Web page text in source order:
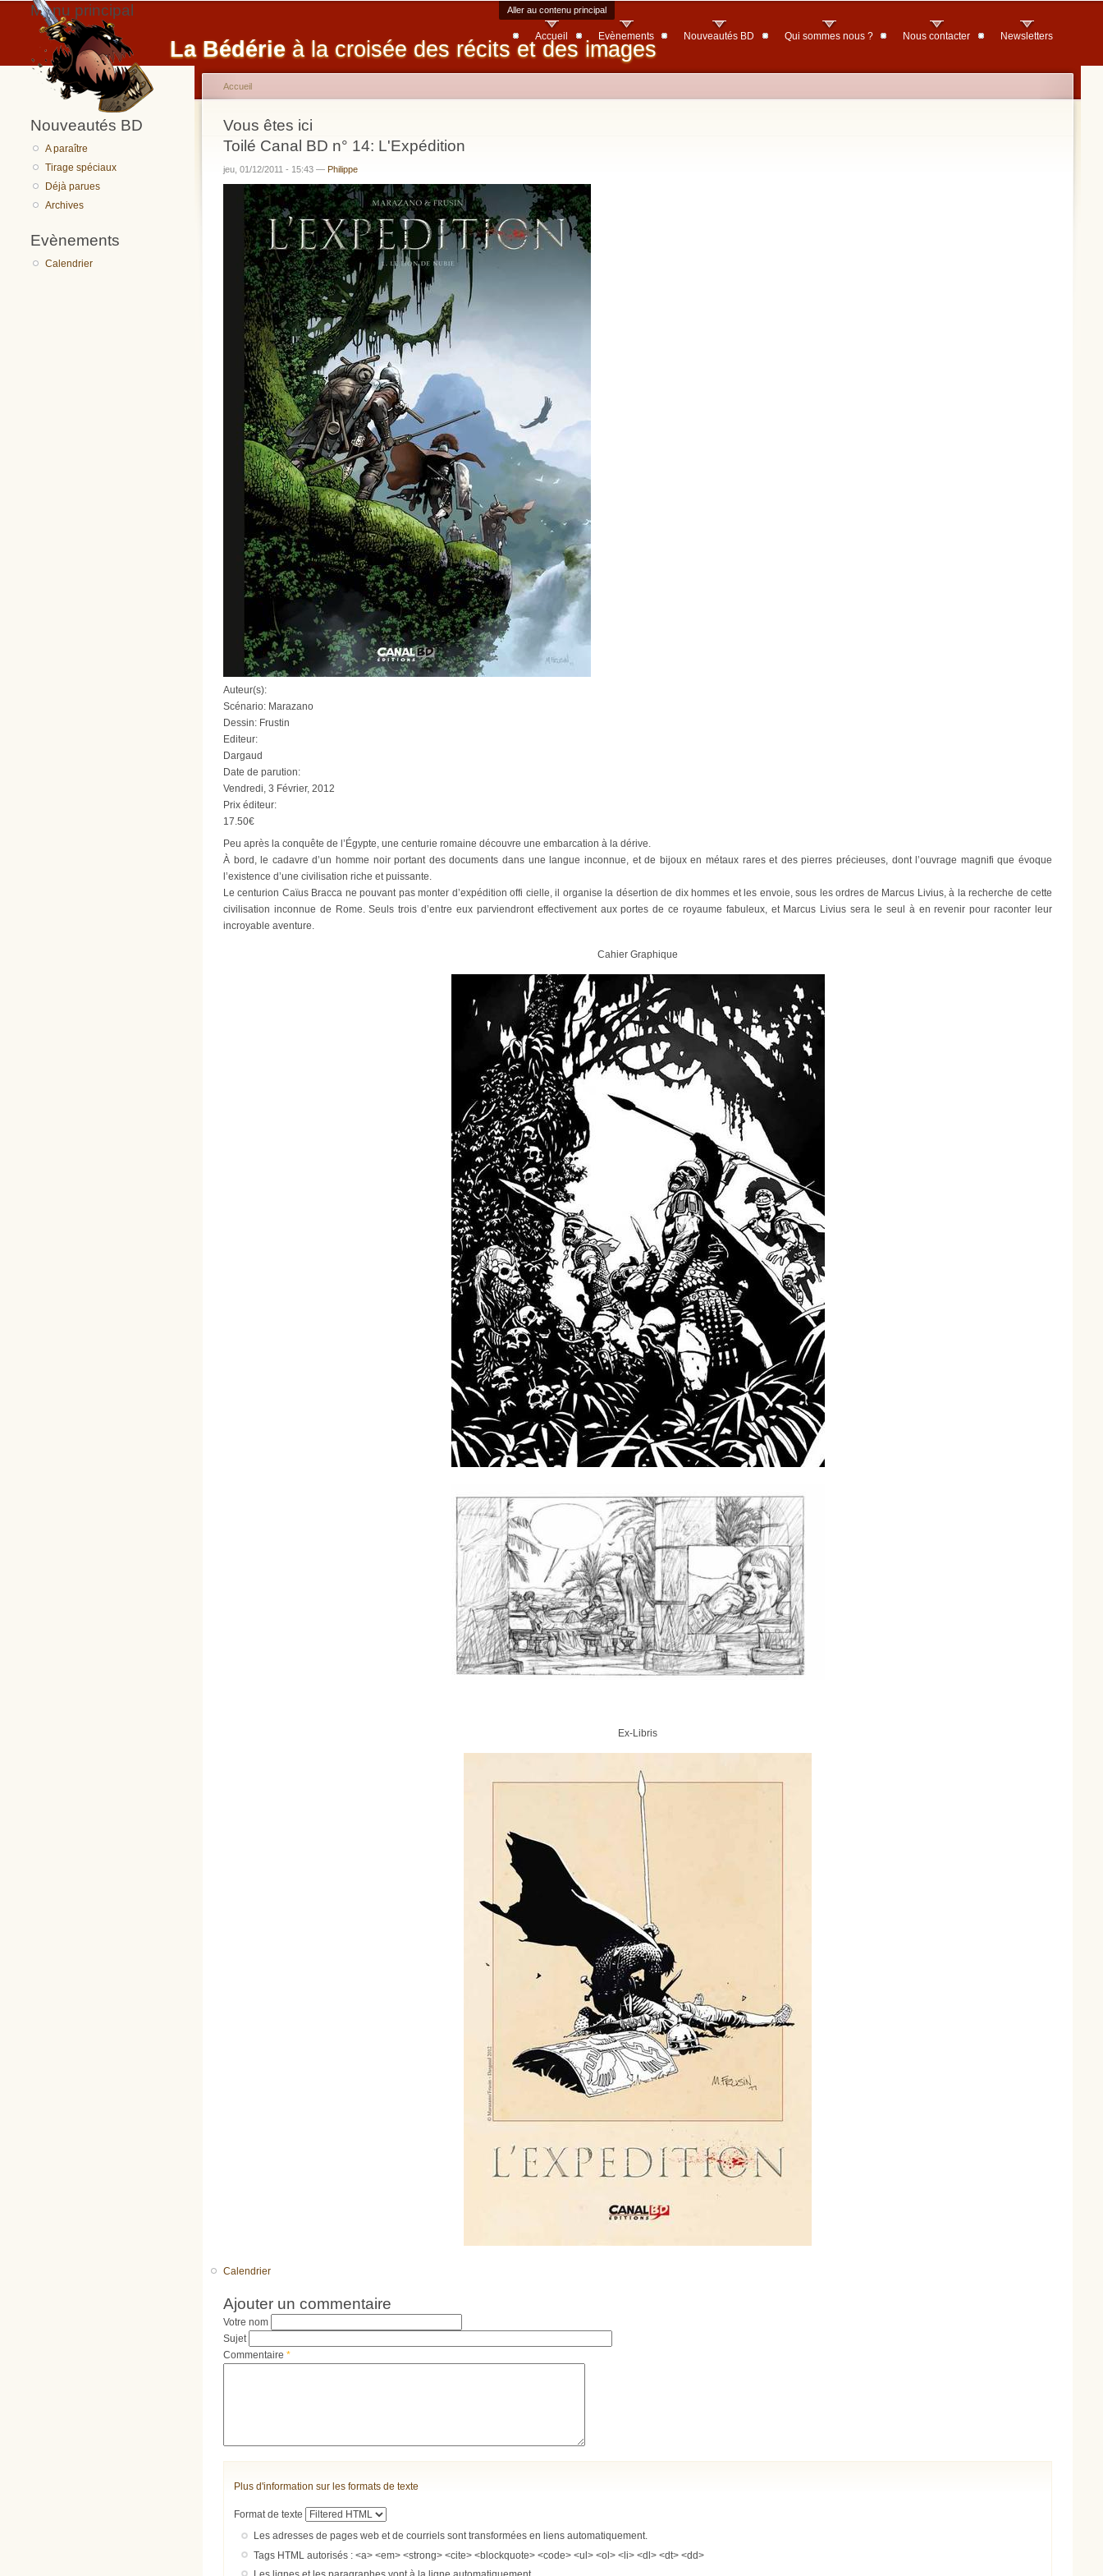
Aller au contenu principal
La Bédérie à la croisée des récits et des images
Menu principal
Accueil Evènements Nouveautés BD Qui sommes nous ? Nous contacter Newsletters
Nouveautés BD
A paraître
Tirage spéciaux
Déjà parues
Archives
Evènements
Calendrier
Vous êtes ici
Accueil
Toilé Canal BD n° 14: L'Expédition
jeu, 01/12/2011 - 15:43 — Philippe
Auteur(s):
Scénario: Marazano
Dessin: Frustin
Editeur:
Dargaud
Date de parution:
Vendredi, 3 Février, 2012
Prix éditeur:
17.50€
Peu après la conquête de l’Égypte, une centurie romaine découvre une embarcation à la dérive.
À bord, le cadavre d’un homme noir portant des documents dans une langue inconnue, et de bijoux en métaux rares et des pierres précieuses, dont l’ouvrage magnifi que évoque
l’existence d’une civilisation riche et puissante.
Le centurion Caïus Bracca ne pouvant pas monter d’expédition offi cielle, il organise la désertion de dix hommes et les envoie, sous les ordres de Marcus Livius, à la recherche de cette
civilisation inconnue de Rome. Seuls trois d’entre eux parviendront effectivement aux portes de ce royaume fabuleux, et Marcus Livius sera le seul à en revenir pour raconter leur
incroyable aventure.
Cahier Graphique
Ex-Libris
Calendrier
Ajouter un commentaire
Votre nom
Sujet
Commentaire *
Plus d'information sur les formats de texte
Format de texte
Les adresses de pages web et de courriels sont transformées en liens automatiquement.
Tags HTML autorisés : <a> <em> <strong> <cite> <blockquote> <code> <ul> <ol> <li> <dl> <dt> <dd>